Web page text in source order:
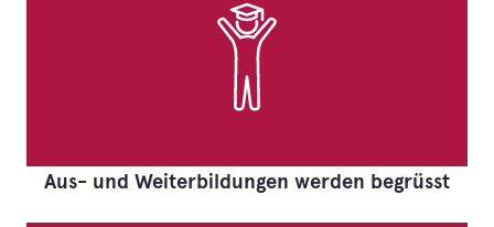
Aus- und Weiterbildungen werden begrüsst